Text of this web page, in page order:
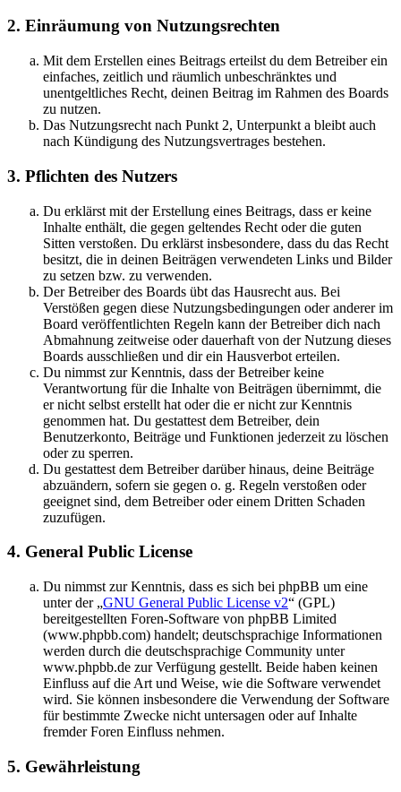
2. Einräumung von Nutzungsrechten
Mit dem Erstellen eines Beitrags erteilst du dem Betreiber ein
einfaches, zeitlich und räumlich unbeschränktes und
unentgeltliches Recht, deinen Beitrag im Rahmen des Boards
zu nutzen.
Das Nutzungsrecht nach Punkt 2, Unterpunkt a bleibt auch
nach Kündigung des Nutzungsvertrages bestehen.
3. Pflichten des Nutzers
Du erklärst mit der Erstellung eines Beitrags, dass er keine
Inhalte enthält, die gegen geltendes Recht oder die guten
Sitten verstoßen. Du erklärst insbesondere, dass du das Recht
besitzt, die in deinen Beiträgen verwendeten Links und Bilder
zu setzen bzw. zu verwenden.
Der Betreiber des Boards übt das Hausrecht aus. Bei
Verstößen gegen diese Nutzungsbedingungen oder anderer im
Board veröffentlichten Regeln kann der Betreiber dich nach
Abmahnung zeitweise oder dauerhaft von der Nutzung dieses
Boards ausschließen und dir ein Hausverbot erteilen.
Du nimmst zur Kenntnis, dass der Betreiber keine
Verantwortung für die Inhalte von Beiträgen übernimmt, die
er nicht selbst erstellt hat oder die er nicht zur Kenntnis
genommen hat. Du gestattest dem Betreiber, dein
Benutzerkonto, Beiträge und Funktionen jederzeit zu löschen
oder zu sperren.
Du gestattest dem Betreiber darüber hinaus, deine Beiträge
abzuändern, sofern sie gegen o. g. Regeln verstoßen oder
geeignet sind, dem Betreiber oder einem Dritten Schaden
zuzufügen.
4. General Public License
Du nimmst zur Kenntnis, dass es sich bei phpBB um eine
unter der „GNU General Public License v2“ (GPL)
bereitgestellten Foren-Software von phpBB Limited
(www.phpbb.com) handelt; deutschsprachige Informationen
werden durch die deutschsprachige Community unter
www.phpbb.de zur Verfügung gestellt. Beide haben keinen
Einfluss auf die Art und Weise, wie die Software verwendet
wird. Sie können insbesondere die Verwendung der Software
für bestimmte Zwecke nicht untersagen oder auf Inhalte
fremder Foren Einfluss nehmen.
5. Gewährleistung